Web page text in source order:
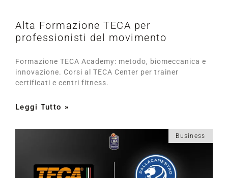
Alta Formazione TECA per
professionisti del movimento
Formazione TECA Academy: metodo, biomeccanica e
innovazione. Corsi al TECA Center per trainer
certificati e centri fitness.
Leggi Tutto »
Business